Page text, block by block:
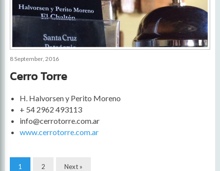
8 September, 2016
Cerro Torre
H. Halvorsen y Perito Moreno
+ 54 2962 493113
info@cerrotorre.com.ar
www.cerrotorre.com.ar
1 2 Next »